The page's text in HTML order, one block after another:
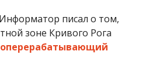
писал о том,
зоне Кривого Рога